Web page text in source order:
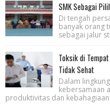
SMK Sebagai
Di tengah
banyak orang
sebagai jalur
Toksik di
Tidak Sehat
Dalam
kebersamaan
produktivitas dan